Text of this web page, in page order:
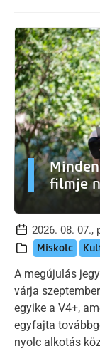
filmje
2026. 08. 07.,
Miskolc
A megújulás
várja
egyike a V4+,
egyfajta
nyolc alkotás